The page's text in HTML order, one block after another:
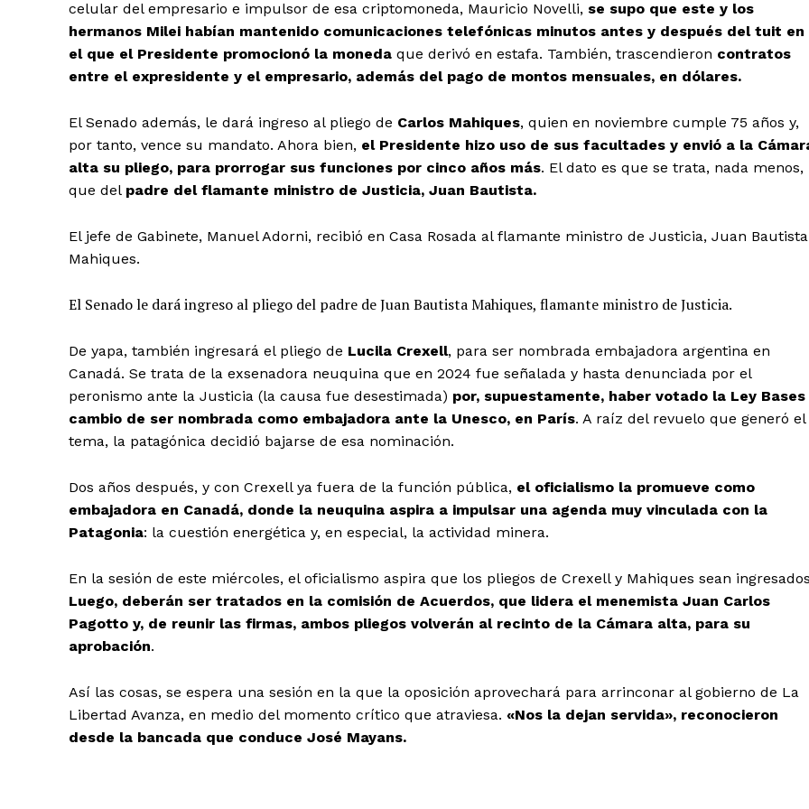
celular del empresario e impulsor de esa criptomoneda, Mauricio Novelli, se supo que este y los
hermanos Milei habían mantenido comunicaciones telefónicas minutos antes y después del tuit en
el que el Presidente promocionó la moneda que derivó en estafa. También, trascendieron contratos
entre el expresidente y el empresario, además del pago de montos mensuales, en dólares.
El Senado además, le dará ingreso al pliego de Carlos Mahiques, quien en noviembre cumple 75 años y,
por tanto, vence su mandato. Ahora bien, el Presidente hizo uso de sus facultades y envió a la
alta su pliego, para prorrogar sus funciones por cinco años más. El dato es que se trata, nada menos,
que del padre del flamante ministro de Justicia, Juan Bautista.
El jefe de Gabinete, Manuel Adorni, recibió en Casa Rosada al flamante ministro de Justicia, Juan Bautista
Mahiques.
El Senado le dará ingreso al pliego del padre de Juan Bautista Mahiques, flamante ministro de Justicia.
De yapa, también ingresará el pliego de Lucila Crexell, para ser nombrada embajadora argentina en
Canadá. Se trata de la exsenadora neuquina que en 2024 fue señalada y hasta denunciada por el
peronismo ante la Justicia (la causa fue desestimada) por, supuestamente, haber votado la Ley Bases
cambio de ser nombrada como embajadora ante la Unesco, en París. A raíz del revuelo que generó el
tema, la patagónica decidió bajarse de esa nominación.
Dos años después, y con Crexell ya fuera de la función pública, el oficialismo la promueve como
embajadora en Canadá, donde la neuquina aspira a impulsar una agenda muy vinculada con la
Patagonia: la cuestión energética y, en especial, la actividad minera.
En la sesión de este miércoles, el oficialismo aspira que los pliegos de Crexell y Mahiques sean
Luego, deberán ser tratados en la comisión de Acuerdos, que lidera el menemista Juan Carlos
Pagotto y, de reunir las firmas, ambos pliegos volverán al recinto de la Cámara alta, para su
aprobación.
Así las cosas, se espera una sesión en la que la oposición aprovechará para arrinconar al gobierno de La
Libertad Avanza, en medio del momento crítico que atraviesa. «Nos la dejan servida», reconocieron
desde la bancada que conduce José Mayans.